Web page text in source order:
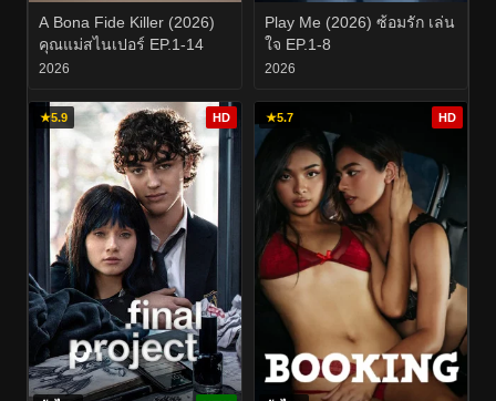
A Bona Fide Killer (2026)
คุณแม่สไนเปอร์ EP.1-14
2026
Play Me (2026) ซ้อมรัก เล่น
ใจ EP.1-8
2026
★5.9 HD ★5.7 HD